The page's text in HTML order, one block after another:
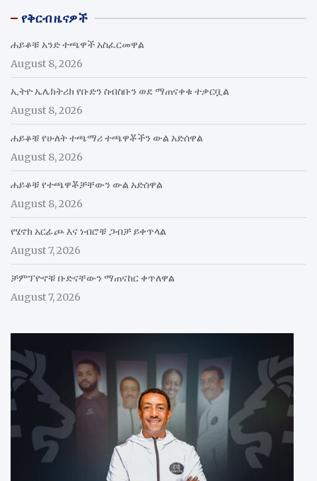
የቅርብ ዜናዎች
ሐይቆቹ አንድ ተጫዋች አስፈርመዋል
August 8, 2026
ኢትዮ ኤሌክትሪክ የቡድን ስብስቡን ወደ ማጠናቀቁ ተቃርቧል
August 8, 2026
ሐይቆቹ የሁለት ተጫማሪ ተጫዋቾችን ውል አድሰዋል
August 8, 2026
ሐይቆቹ የተጫዋቾቻቸውን ውል አድሰዋል
August 8, 2026
የሄኖክ አርፊጮ እና ነብሮቹ ጋብቻ ይቀጥላል
August 7, 2026
ቻምፕዮኖቹ ቡድናቸውን ማጠናከር ቀጥለዋል
August 7, 2026